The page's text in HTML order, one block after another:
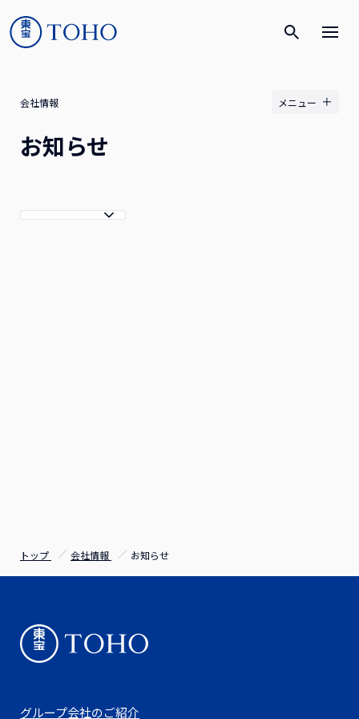
会社情報 メニュー
お知らせ
トップ 会社情報 お知らせ
グループ会社のご紹介